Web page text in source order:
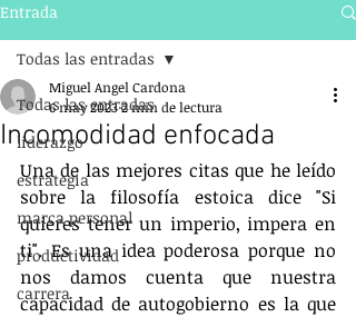
Entrada
Todas las entradas
liderazgo
estrategia
marca personal
productividad
carrera
Todas las entradas
Incomodidad enfocada
Miguel Angel Cardona
6 may 20232 min de lectura
Una de las mejores citas que he leído
sobre la filosofía estoica dice "Si
quieres tener un imperio, impera en
ti". Es una idea poderosa porque no
nos damos cuenta que nuestra
capacidad de autogobierno es la que